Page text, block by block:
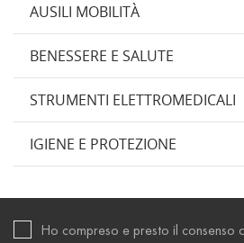
AUSILI MOBILITÀ
BENESSERE E SALUTE
STRUMENTI ELETTROMEDICALI
IGIENE E PROTEZIONE
Ho compreso e presto il consenso